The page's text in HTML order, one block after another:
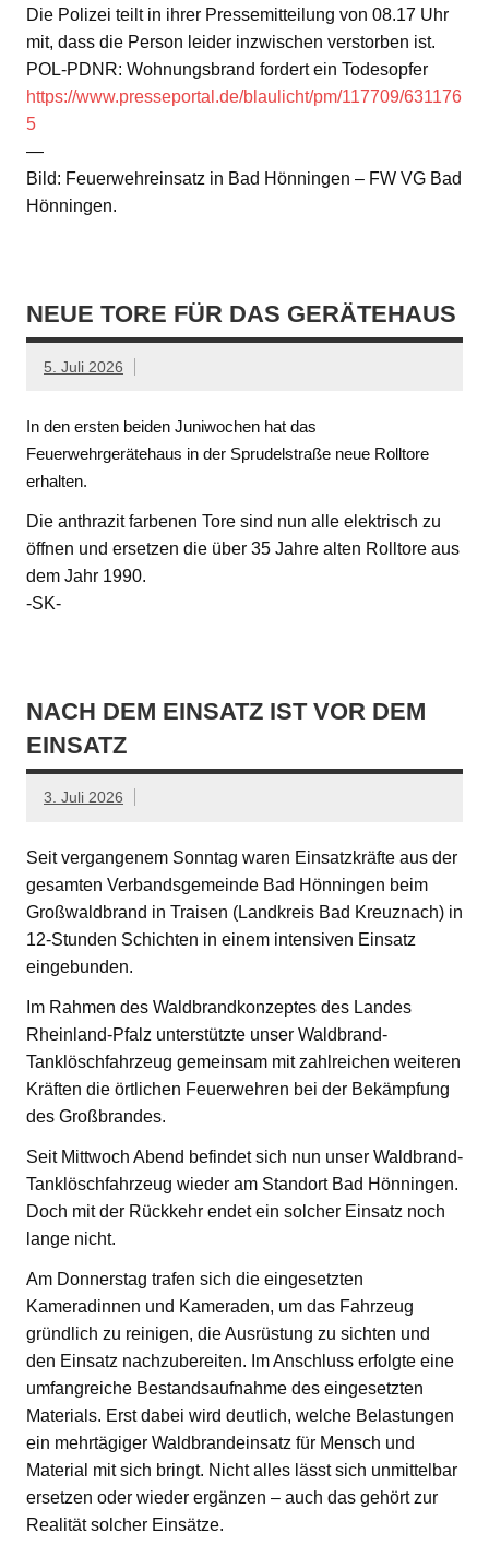
Die Polizei teilt in ihrer Pressemitteilung von 08.17 Uhr
mit, dass die Person leider inzwischen verstorben ist.
POL-PDNR: Wohnungsbrand fordert ein Todesopfer
https://www.presseportal.de/blaulicht/pm/117709/631176
5
—
Bild: Feuerwehreinsatz in Bad Hönningen – FW VG Bad
Hönningen.
NEUE TORE FÜR DAS GERÄTEHAUS
5. Juli 2026
In den ersten beiden Juniwochen hat das
Feuerwehrgerätehaus in der Sprudelstraße neue Rolltore
erhalten.
Die anthrazit farbenen Tore sind nun alle elektrisch zu
öffnen und ersetzen die über 35 Jahre alten Rolltore aus
dem Jahr 1990.
-SK-
NACH DEM EINSATZ IST VOR DEM
EINSATZ
3. Juli 2026
Seit vergangenem Sonntag waren Einsatzkräfte aus der
gesamten Verbandsgemeinde Bad Hönningen beim
Großwaldbrand in Traisen (Landkreis Bad Kreuznach) in
12-Stunden Schichten in einem intensiven Einsatz
eingebunden.
Im Rahmen des Waldbrandkonzeptes des Landes
Rheinland-Pfalz unterstützte unser Waldbrand-
Tanklöschfahrzeug gemeinsam mit zahlreichen weiteren
Kräften die örtlichen Feuerwehren bei der Bekämpfung
des Großbrandes.
Seit Mittwoch Abend befindet sich nun unser Waldbrand-
Tanklöschfahrzeug wieder am Standort Bad Hönningen.
Doch mit der Rückkehr endet ein solcher Einsatz noch
lange nicht.
Am Donnerstag trafen sich die eingesetzten
Kameradinnen und Kameraden, um das Fahrzeug
gründlich zu reinigen, die Ausrüstung zu sichten und
den Einsatz nachzubereiten. Im Anschluss erfolgte eine
umfangreiche Bestandsaufnahme des eingesetzten
Materials. Erst dabei wird deutlich, welche Belastungen
ein mehrtägiger Waldbrandeinsatz für Mensch und
Material mit sich bringt. Nicht alles lässt sich unmittelbar
ersetzen oder wieder ergänzen – auch das gehört zur
Realität solcher Einsätze.